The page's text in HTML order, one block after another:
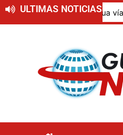
ULTIMAS NOTICIAS
vía hacia Uribia, zona